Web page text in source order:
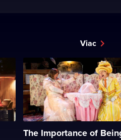
Viac
The Importance of